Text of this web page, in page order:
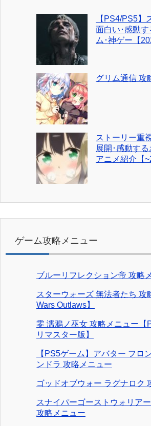
【PS4/PS5】
面白い･感動
ム･神ゲー【
グリム通信 攻
ストーリー重
展開･感動す
アニメ紹介【
ゲーム攻略メニュー
ブルーリフレクション帝 攻略
スターウォーズ 無法者たち 攻
Wars Outlaws】
零 濡鴉ノ巫女 攻略メニュー【
リマスター版】
【PS5ゲーム】アバター フロ
ンドラ 攻略メニュー
ゴッドオブウォー ラグナロク
スナイパーゴーストウォリア
攻略メニュー